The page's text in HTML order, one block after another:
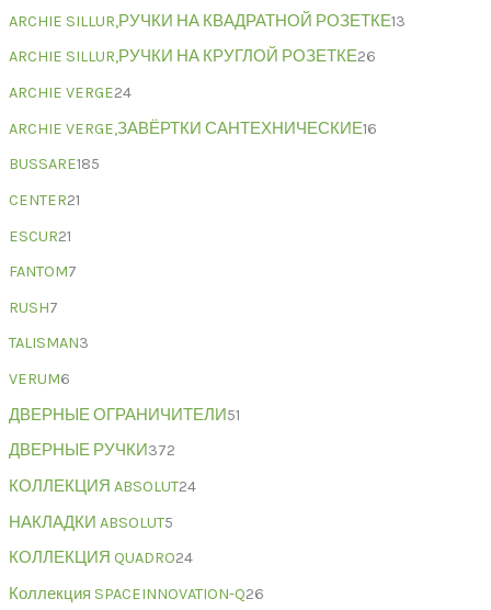
ARCHIE SILLUR,РУЧКИ НА КВАДРАТНОЙ РОЗЕТКЕ13
ARCHIE SILLUR,РУЧКИ НА КРУГЛОЙ РОЗЕТКЕ26
ARCHIE VERGE24
ARCHIE VERGE,ЗАВЁРТКИ САНТЕХНИЧЕСКИЕ16
BUSSARE185
CENTER21
ESCUR21
FANTOM7
RUSH7
TALISMAN3
VERUM6
ДВЕРНЫЕ ОГРАНИЧИТЕЛИ51
ДВЕРНЫЕ РУЧКИ372
КОЛЛЕКЦИЯ ABSOLUT24
НАКЛАДКИ ABSOLUT5
КОЛЛЕКЦИЯ QUADRO24
Коллекция SPACEINNOVATION-Q26